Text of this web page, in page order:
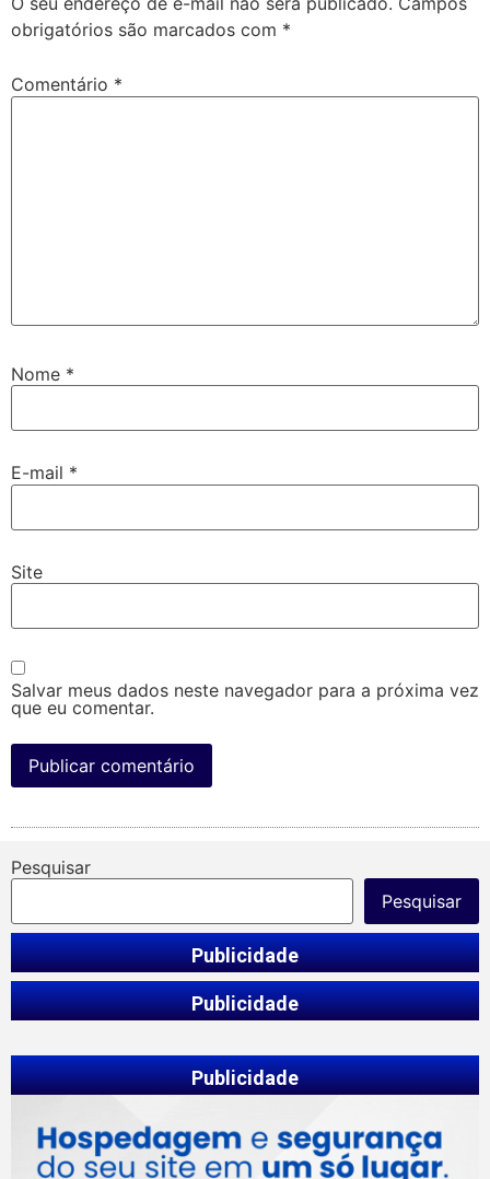
obrigatórios são marcados com *
Comentário *
Nome *
E-mail *
Site
Salvar meus dados neste navegador para a próxima vez
que eu comentar.
Pesquisar
Pesquisar
Publicidade
Publicidade
Publicidade